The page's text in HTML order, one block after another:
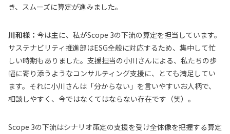
き、スムーズに算定が進みました。
川和様： 今は主に、私がScope 3の下流の算定を担当しています。
サステナビリティ推進部はESG全般に対応するため、集中して忙
しい時期もありました。支援担当の小川さんによる、私たちの歩
幅に寄り添うようなコンサルティング支援に、とても満足してい
ます。それに小川さんは「分からない」を言いやすいお人柄で、
相談しやすく、今ではなくてはならない存在です（笑）。
Scope 3の下流はシナリオ策定の支援を受け全体像を把握する算定